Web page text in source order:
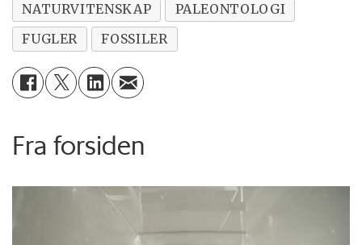
NATURVITENSKAP
PALEONTOLOGI
FUGLER
FOSSILER
Fra forsiden